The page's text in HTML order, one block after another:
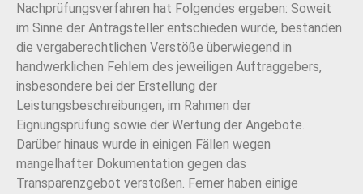
Nachprüfungsverfahren hat Folgendes ergeben: Soweit
im Sinne der Antragsteller entschieden wurde, bestanden
die vergaberechtlichen Verstöße überwiegend in
handwerklichen Fehlern des jeweiligen Auftraggebers,
insbesondere bei der Erstellung der
Leistungsbeschreibungen, im Rahmen der
Eignungsprüfung sowie der Wertung der Angebote.
Darüber hinaus wurde in einigen Fällen wegen
mangelhafter Dokumentation gegen das
Transparenzgebot verstoßen. Ferner haben einige